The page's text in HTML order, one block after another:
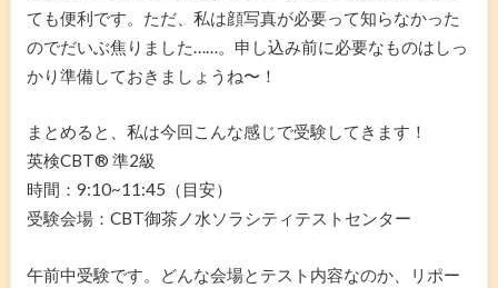
ても便利です。ただ、私は顔写真が必要って知らなかった
のでだいぶ焦りました……。申し込み前に必要なものはしっ
かり準備しておきましょうね〜！
まとめると、私は今回こんな感じで受験してきます！
英検CBT®️ 準2級
時間：9:10~11:45（目安）
受験会場：CBT御茶ノ水ソラシティテストセンター
午前中受験です。どんな会場とテスト内容なのか、リポー